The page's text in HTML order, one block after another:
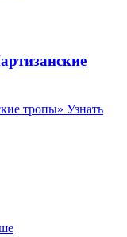
тропы» Узнать